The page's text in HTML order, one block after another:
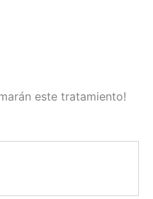
este tratamiento!